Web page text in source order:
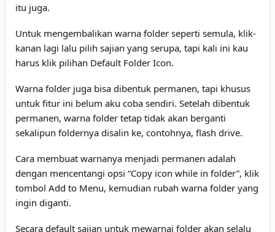
itu juga.
Untuk mengembalikan warna folder seperti semula, klik-
kanan lagi lalu pilih sajian yang serupa, tapi kali ini kau
harus klik pilihan Default Folder Icon.
Warna folder juga bisa dibentuk permanen, tapi khusus
untuk fitur ini belum aku coba sendiri. Setelah dibentuk
permanen, warna folder tetap tidak akan berganti
sekalipun foldernya disalin ke, contohnya, flash drive.
Cara membuat warnanya menjadi permanen adalah
dengan mencentangi opsi “Copy icon while in folder”, klik
tombol Add to Menu, kemudian rubah warna folder yang
ingin diganti.
Secara default sajian untuk mewarnai folder akan selalu